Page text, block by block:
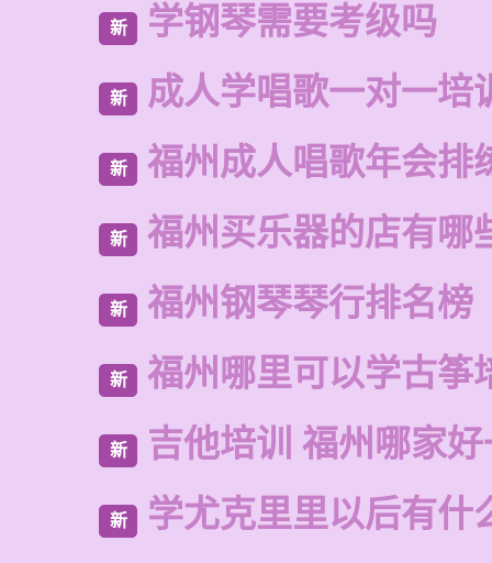
新 学钢琴需要考级吗
新 成人学唱歌一对一培
新 福州成人唱歌年会排
新 福州买乐器的店有哪
新 福州钢琴琴行排名榜
新 福州哪里可以学古筝
新 吉他培训 福州哪家
新 学尤克里里以后有什